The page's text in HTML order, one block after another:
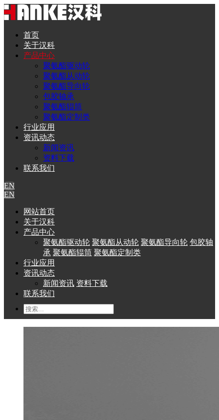
首页
关于汉科
产品中心
聚氨酯驱动轮
聚氨酯从动轮
聚氨酯导向轮
包胶轴承
聚氨酯辊筒
聚氨酯定制类
行业应用
资讯动态
新闻资讯
资料下载
联系我们
EN
EN
网站首页
关于汉科
产品中心
聚氨酯驱动轮 聚氨酯从动轮 聚氨酯导向轮 包胶轴
承 聚氨酯辊筒 聚氨酯定制类
行业应用
资讯动态
新闻资讯 资料下载
联系我们